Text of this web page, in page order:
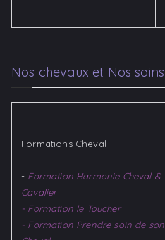
Nos chevaux et Nos soins
Formations Cheval
- Formation Harmonie Cheval &
Cavalier
- Formation le Toucher
- Formation Prendre soin de son